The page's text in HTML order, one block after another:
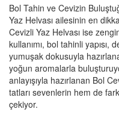
Bol Tahin ve Cevizin
Yaz Helvası ailesinin en
Cevizli Yaz Helvası ise
kullanımı, bol tahinli
yumuşak dokusuyla
yoğun aromalarla
anlayışıyla hazırlanan Bol
tatları sevenlerin hem de
çekiyor.